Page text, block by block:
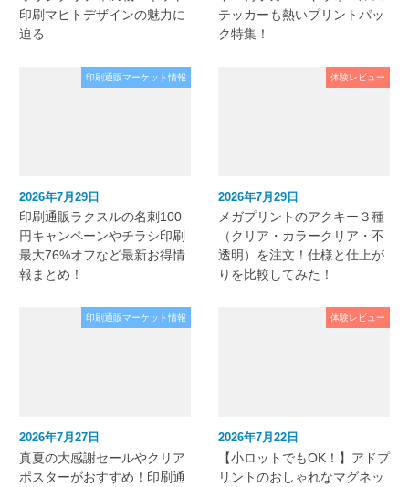
印刷マヒトデザインの魅力に
迫る
テッカーも熱いプリントパッ
ク特集！
印刷通販マーケット情報
2026年7月29日
印刷通販ラクスルの名刺100
円キャンペーンやチラシ印刷
最大76%オフなど最新お得情
報まとめ！
体験レビュー
2026年7月29日
メガプリントのアクキー３種
（クリア・カラークリア・不
透明）を注文！仕様と仕上が
りを比較してみた！
印刷通販マーケット情報
2026年7月27日
真夏の大感謝セールやクリア
ポスターがおすすめ！印刷通
体験レビュー
2026年7月22日
【小ロットでもOK！】アドプ
リントのおしゃれなマグネッ